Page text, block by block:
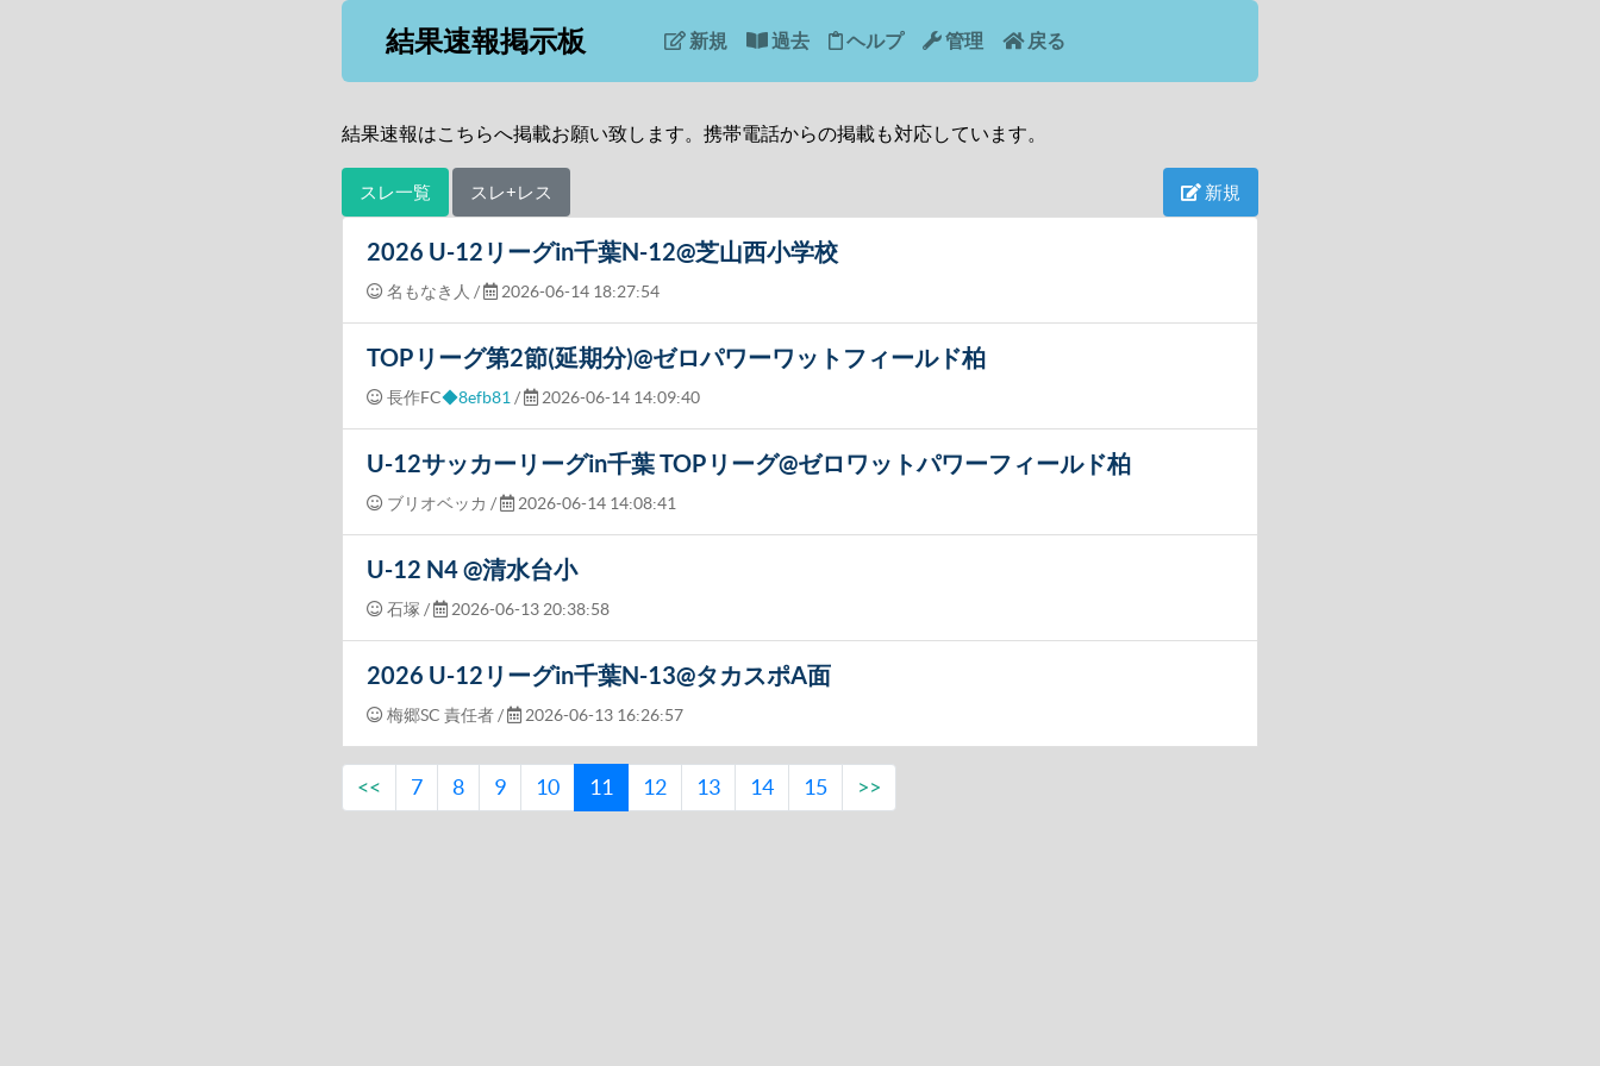
結果速報掲示板 新規 過去 ヘルプ 管理 戻る
結果速報はこちらへ掲載お願い致します。携帯電話からの掲載も対応しています。
スレ一覧 スレ+レス 新規
2026 U-12リーグin千葉N-12@芝山西小学校
名もなき人 / 2026-06-14 18:27:54
TOPリーグ第2節(延期分)@ゼロパワーワットフィールド柏
長作FC◆8efb81 / 2026-06-14 14:09:40
U-12サッカーリーグin千葉 TOPリーグ@ゼロワットパワーフィールド柏
ブリオベッカ / 2026-06-14 14:08:41
U-12 N4 @清水台小
石塚 / 2026-06-13 20:38:58
2026 U-12リーグin千葉N-13@タカスポA面
梅郷SC 責任者 / 2026-06-13 16:26:57
<< 7 8 9 10 11 12 13 14 15 >>